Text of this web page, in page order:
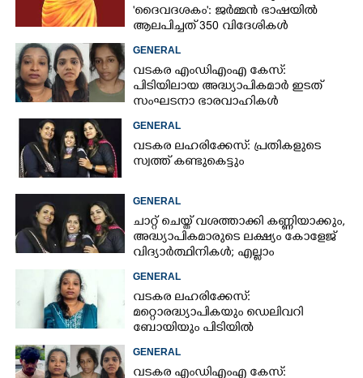
'ദൈവദശകം': ജർമ്മൻ ഭാഷയിൽ
ആലപിച്ചത് 350 വിദേശികൾ
GENERAL
വടകര എംഡിഎംഎ കേസ്:
പിടിയിലായ അദ്ധ്യാപികമാർ ഇടത്
സംഘടനാ ഭാരവാഹികൾ
GENERAL
വടകര ലഹരിക്കേസ്: പ്രതികളുടെ
സ്വത്ത് കണ്ടുകെട്ടും
GENERAL
ചാറ്റ് ചെയ്ത് വശത്താക്കി കണ്ണിയാക്കും,
അദ്ധ്യാപികമാരുടെ ലക്ഷ്യം കോളേജ്
വിദ്യാർത്ഥിനികൾ; എല്ലാം
GENERAL
വടകര ലഹരിക്കേസ്:
മറ്റൊരദ്ധ്യാപികയും ഡെലിവറി
ബോയിയും പിടിയിൽ
GENERAL
വടകര എംഡിഎംഎ കേസ്: